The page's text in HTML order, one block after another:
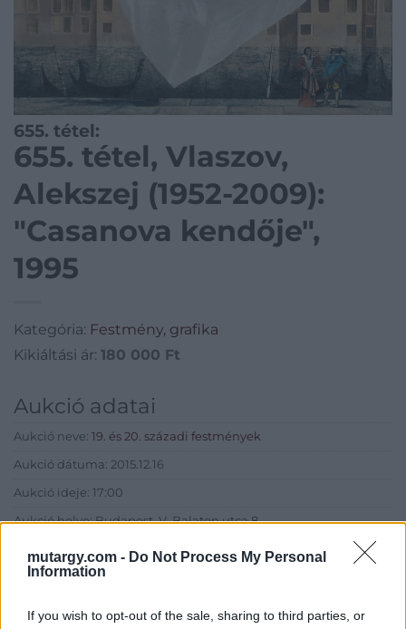
mutargy.com - Do Not Process My Personal
Information
If you wish to opt-out of the sale, sharing to third parties, or
655. tétel:
655. tétel, Vlaszov,
Alekszej (1952-2009):
"Casanova kendője",
1995
Kategória: Festmény, grafika
Kikiáltási ár: 180 000 Ft
Aukció adatai
Aukció neve: 19. és 20. századi festmények
Aukció dátuma: 2015.12.16
Aukció ideje: 17:00
Aukció helye: Budapest, V. Balaton utca 8.
Eladó adatai